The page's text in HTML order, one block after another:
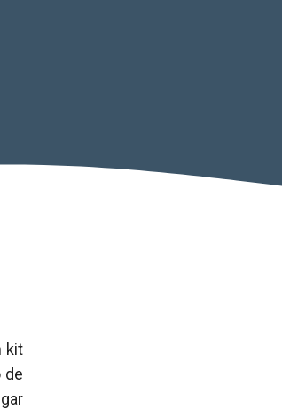
kit
de